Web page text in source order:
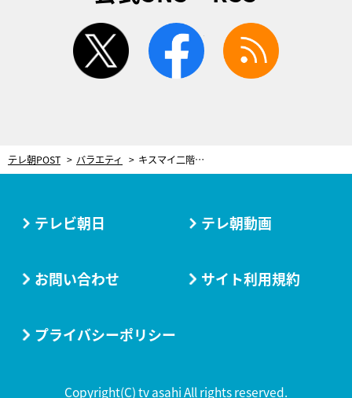
twitter facebook
テレ朝POST バラエティ キスマイ二階堂、漢字四文字だけの食レポに挑戦！究極の“漢想”考察ゲームが開幕＜ニカゲーム＞
テレビ朝日 テレ朝動画
お問い合わせ サイト利用規約
プライバシーポリシー
Copyright(C) tv asahi All rights reserved.